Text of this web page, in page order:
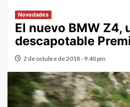
Novedades
El nuevo BMW Z4,
descapotable
2 de octubre de 2018 - 9:40 pm